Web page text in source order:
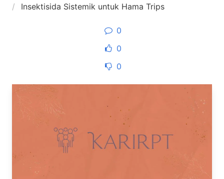
Insektisida Sistemik untuk Hama Trips
0
0
0